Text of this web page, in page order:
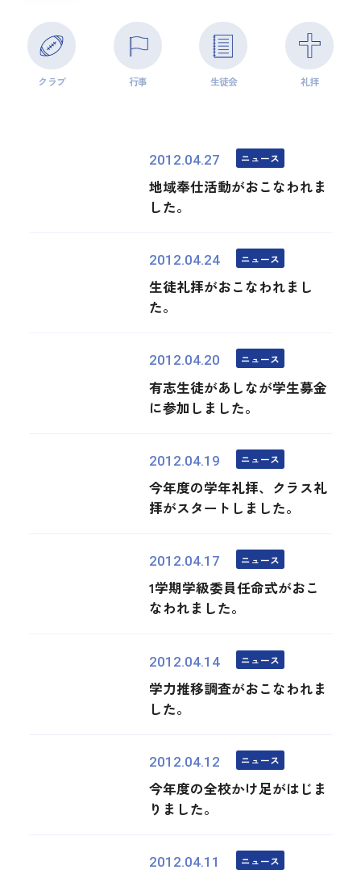
クラブ 行事 生徒会 礼拝
2012.04.27 ニュース
地域奉仕活動がおこなわれま
した。
2012.04.24 ニュース
生徒礼拝がおこなわれまし
た。
2012.04.20 ニュース
有志生徒があしなが学生募金
に参加しました。
2012.04.19 ニュース
今年度の学年礼拝、クラス礼
拝がスタートしました。
2012.04.17 ニュース
1学期学級委員任命式がおこ
なわれました。
2012.04.14 ニュース
学力推移調査がおこなわれま
した。
2012.04.12 ニュース
今年度の全校かけ足がはじま
りました。
2012.04.11 ニュース